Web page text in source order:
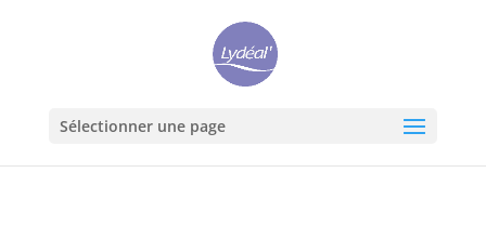
Sélectionner une page